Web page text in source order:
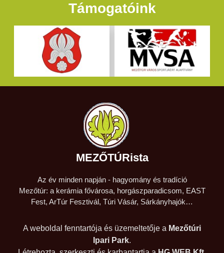
Támogatóink
MEZŐTÚRista
Az év minden napján - hagyomány és tradíció
Mezőtúr: a kerámia fővárosa, horgászparadicsom, EAST
Fest, ArTúr Fesztivál, Túri Vásár, Sárkányhajók…
A weboldal fenntartója és üzemeltetője a Mezőtúri
Ipari Park.